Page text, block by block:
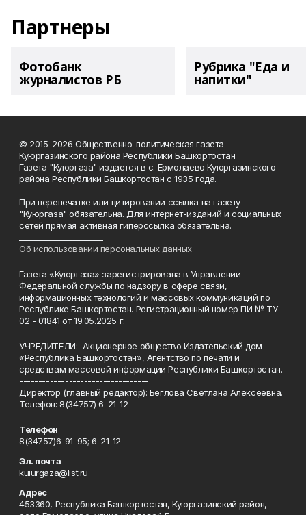
Партнеры
Фотобанк
журналистов РБ
Рубрика "Еда и
напитки"
© 2015-2026 Общественно-политическая газета
Куюргазинского района Республики Башкортостан
Газета "Куюргаза" издается в с. Ермолаево Куюргазинского
района Республики Башкортостан с 1935 года.
При перепечатке или цитировании ссылка на газету
"Куюргаза" обязательна. Для интернет-изданий и социальных
сетей прямая активная гиперссылка обязательна.
Об использовании персональных данных
Газета «Куюргаза» зарегистрирована в Управлении
Федеральной службы по надзору в сфере связи,
информационных технологий и массовых коммуникаций по
Республике Башкортостан. Регистрационный номер ПИ № ТУ
02 - 01841 от 19.05.2025 г.
УЧРЕДИТЕЛИ: Акционерное общество Издательский дом
«Республика Башкортостан», Агентство по печати и
средствам массовой информации Республики Башкортостан.
----------------------------------
Директор (главный редактор): Беглова Светлана Алексеевна.
Телефон: 8(34757) 6-21-12
Телефон
8(34757)6-91-95; 6-21-12
Эл. почта
kuiurgaza@list.ru
Адрес
453360, Республика Башкортостан, Куюргазинский район,